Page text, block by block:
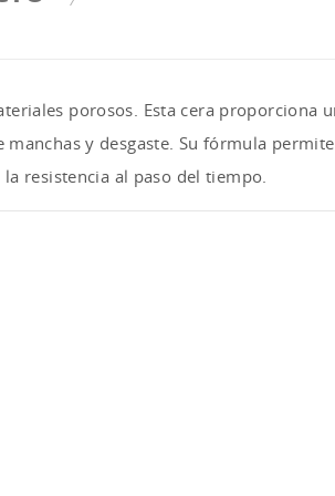
porosos. Esta cera proporciona
y desgaste. Su fórmula permite
resistencia al paso del tiempo.